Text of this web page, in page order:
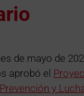
de mayo de
aprobó el
y